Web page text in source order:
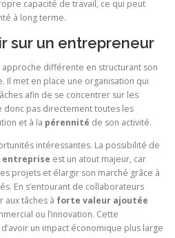
capacité de travail, ce qui peut
à long terme.
sur un entrepreneur
différente en structurant son
Il met en place une organisation qui
afin de se concentrer sur les
donc pas directement toutes les
et à la pérennité de son activité.
intéressantes. La possibilité de
entreprise est un atout majeur, car
projets et élargir son marché grâce à
En s’entourant de collaborateurs
aux tâches à forte valeur ajoutée
ou l’innovation. Cette
un impact économique plus large